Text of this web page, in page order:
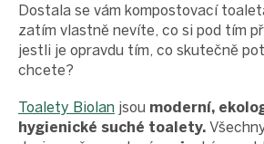
a ušetři
Novinky
Vánoce
Dostala se vám kompostovací
zatím vlastně nevíte, co si pod tím
jestli je opravdu tím, co skutečně
chcete?
Toalety Biolan jsou moderní,
hygienické suché toalety.